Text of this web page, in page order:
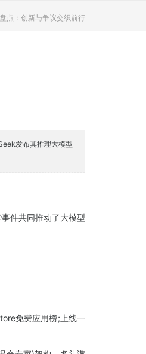
点：创新与争议交织前行
发布其推理大模型
件共同推动了大模型
免费应用榜;上线一